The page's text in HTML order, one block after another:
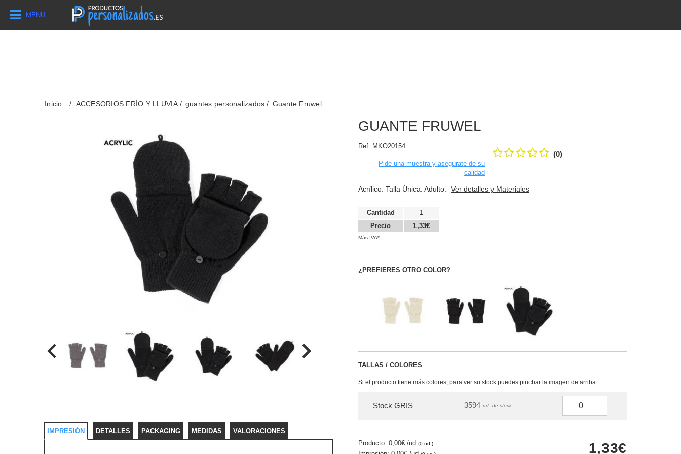
MENÚ
Inicio ACCESORIOS FRÍO Y LLUVIA guantes personalizados Guante Fruwel
IMPRESIÓN DETALLES PACKAGING MEDIDAS VALORACIONES
GUANTE FRUWEL
Ref: MKO20154
(0)
Pide una muestra y asegurate de su
calidad
Acrílico. Talla Única. Adulto. Ver detalles y Materiales
Cantidad
Precio
1
1,33€
Más IVA*
¿PREFIERES OTRO COLOR?
TALLAS / COLORES
Si el producto tiene más colores, para ver su stock puedes pinchar la imagen de arriba
Stock GRIS 3594 ud. de stock
Producto: 0,00€ /ud (0 ud.) 1,33€